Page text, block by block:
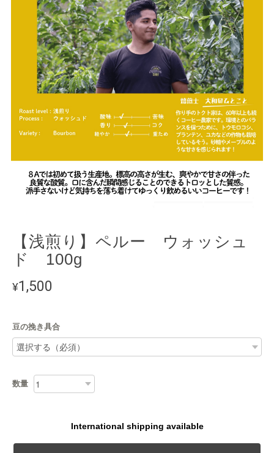
【浅煎り】ペルー ウォッシュ
ド 100g
¥1,500
豆の挽き具合
数量
International shipping available